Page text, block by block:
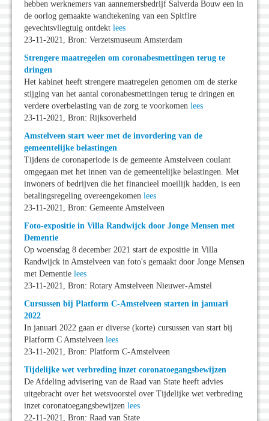
hebben werknemers van aannemersbedrijf Salverda Bouw een in
de oorlog gemaakte wandtekening van een Spitfire
gevechtsvliegtuig ontdekt lees
23-11-2021, Bron: Verzetsmuseum Amsterdam
Strengere maatregelen om coronabesmettingen terug te
dringen
Het kabinet heeft strengere maatregelen genomen om de sterke
stijging van het aantal coronabesmettingen terug te dringen en
verdere overbelasting van de zorg te voorkomen lees
23-11-2021, Bron: Rijksoverheid
Amstelveen start weer met de invordering van de
gemeentelijke belastingen
Tijdens de coronaperiode is de gemeente Amstelveen coulant
omgegaan met het innen van de gemeentelijke belastingen. Met
inwoners of bedrijven die het financieel moeilijk hadden, is een
betalingsregeling overeengekomen lees
23-11-2021, Bron: Gemeente Amstelveen
Foto-expositie in Villa Randwijck door Jonge Mensen met
Dementie
Op woensdag 8 december 2021 start de expositie in Villa
Randwijck in Amstelveen van foto's gemaakt door Jonge Mensen
met Dementie lees
23-11-2021, Bron: Rotary Amstelveen Nieuwer-Amstel
Cursussen bij Platform C-Amstelveen starten in januari
2022
In januari 2022 gaan er diverse (korte) cursussen van start bij
Platform C Amstelveen lees
23-11-2021, Bron: Platform C-Amstelveen
Tijdelijke wet verbreding inzet coronatoegangsbewijzen
De Afdeling advisering van de Raad van State heeft advies
uitgebracht over het wetsvoorstel over Tijdelijke wet verbreding
inzet coronatoegangsbewijzen lees
22-11-2021, Bron: Raad van State